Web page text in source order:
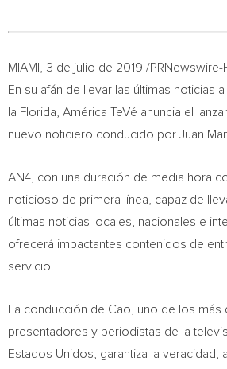
MIAMI
, 3 de julio de 2019 /PRNewswire-
En su afán de llevar las últimas noticias
la Florida , América TeVé anuncia el
nuevo noticiero conducido por Juan
AN4, con una duración de media hora
noticioso de primera línea, capaz de
últimas noticias locales, nacionales e
ofrecerá impactantes contenidos de
servicio.
La conducción de Cao, uno de los más
presentadores y periodistas de la
Estados Unidos, garantiza la veracidad,